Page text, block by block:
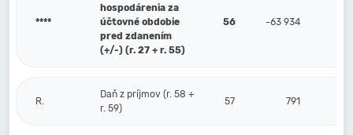
****
hospodárenia za
účtovné obdobie
pred zdanením
(+/-) (r. 27 + r. 55)
56 -63 934
R.
Daň z príjmov (r. 58 +
r. 59)
57 791